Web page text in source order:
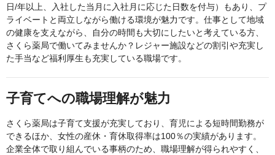
日/年以上、入社した当月に入社月に応じた日数を付与）もあり、プ
ライベートと両立しながら働ける環境が魅力です。仕事として地域
の健康を支えながら、自分の時間も大切にしたいと考えている方、
さくら薬局で働いてみませんか？レジャー施設などの割引や充実し
た手当など福利厚生も充実している職場です。
子育てへの職場理解が魅力
さくら薬局は子育て支援が充実しており、育児による短時間勤務が
できるほか、女性の産休・育休取得率は100％の実績があります。
企業全体で取り組んでいる事柄のため、職場理解が得られやすく、